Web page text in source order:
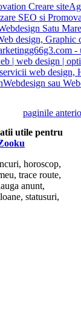
Creare site
SEO si
Satu Mare
design, Graphic
g66g3.com -
| web design |
web design,
Webdesign sau
paginile
utile pentru
horoscop,
trace route,
anunt,
statusuri,